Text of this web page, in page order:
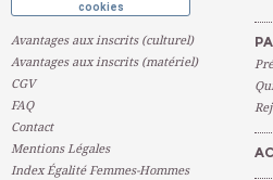
cookies
Avantages aux inscrits (culturel)
Avantages aux inscrits (matériel)
CGV
FAQ
Contact
Mentions Légales
Index Égalité Femmes-Hommes